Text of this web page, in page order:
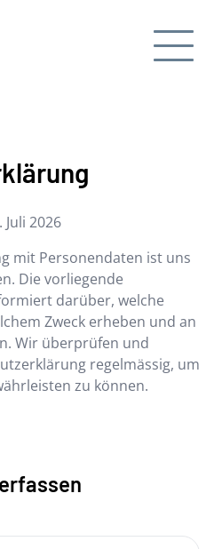
Juli 2026
mit Personendaten ist uns
Die vorliegende
darüber, welche
Zweck erheben und an
Wir überprüfen und
regelmässig, um
zu können.